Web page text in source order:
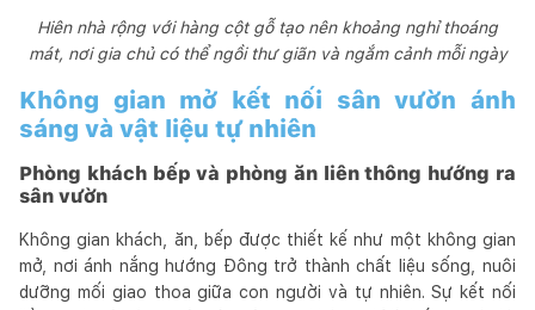
Hiên nhà rộng với hàng cột gỗ tạo nên khoảng nghỉ thoáng
mát, nơi gia chủ có thể ngồi thư giãn và ngắm cảnh mỗi ngày
Không gian mở kết nối sân vườn ánh
sáng và vật liệu tự nhiên
Phòng khách bếp và phòng ăn liên thông hướng ra
sân vườn
Không gian khách, ăn, bếp được thiết kế như một không gian
mở, nơi ánh nắng hướng Đông trở thành chất liệu sống, nuôi
dưỡng mối giao thoa giữa con người và tự nhiên. Sự kết nối